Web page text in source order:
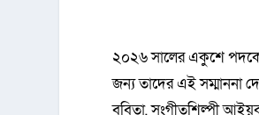
২০২৬ সালের একুশে পদকের
জন্য তাদের এই সম্মাননা
ববিতা, সংগীতশিল্পী